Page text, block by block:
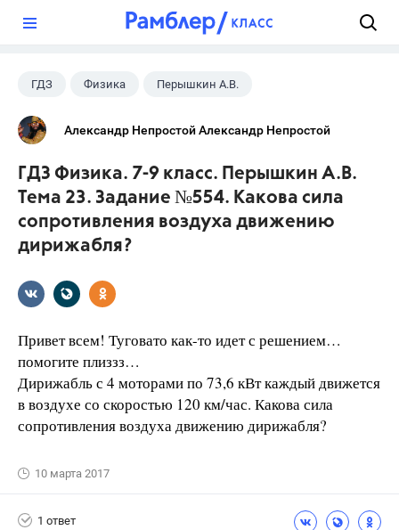
ГДЗ Физика Перышкин А.В.
Школа
Александр Непростой Александр Непростой
ГДЗ Физика. 7-9 класс. Перышкин А.В.
Тема 23. Задание №554. Какова сила
сопротивления воздуха движению
дирижабля?
Привет всем! Туговато как-то идет с решением…
помогите плиззз…
Дирижабль с 4 моторами по 73,6 кВт каждый движется
в воздухе со скоростью 120 км/час. Какова си­ла
сопротивления воздуха движению дирижабля?
10 марта 2017
1 ответ